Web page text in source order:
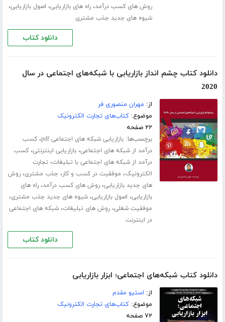
روش های کسب درآمد،راه های بازاریابی، اصول بازاریابی،
شیوه های جدید جذب مشتری
دانلود کتاب
دانلود کتاب چشم انداز بازاریابی با شبکه‌های اجتماعی در سال
2020
از: مهران منصوری فر
موضوع:کتاب‌های تجارت الکترونیک
۲۲ صفحه
برچسب‌ها:بازاریابی شبکه های اجتماعی pdf ،کسب
درآمد از شبکه های اجتماعی،بازاریابی اینترنتی،کسب
درآمد از شبکه های اجتماعی با تبلیغات، تجارت
الکترونیک، موفقیت در کسب و کار، جذب مشتری،روش
های جدید بازاریابی،روش های کسب درآمد،راه های
بازاریابی، اصول بازاریابی،شیوه های جدید جذب مشتری،
موفقیت شغلی،روش های تبلیغات،شبکه های اجتماعی
در اینترنت
دانلود کتاب
دانلود کتاب شبکه‌های اجتماعی؛ ابزار بازاریابی
از: استیو مقدم
موضوع:کتاب‌های تجارت الکترونیک
۷۲ صفحه